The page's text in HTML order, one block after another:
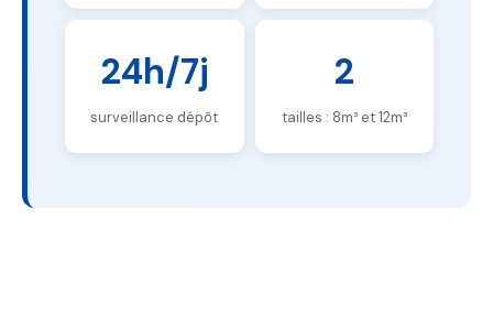
24h/7j
surveillance dépôt
2
tailles : 8m³ et 12m³